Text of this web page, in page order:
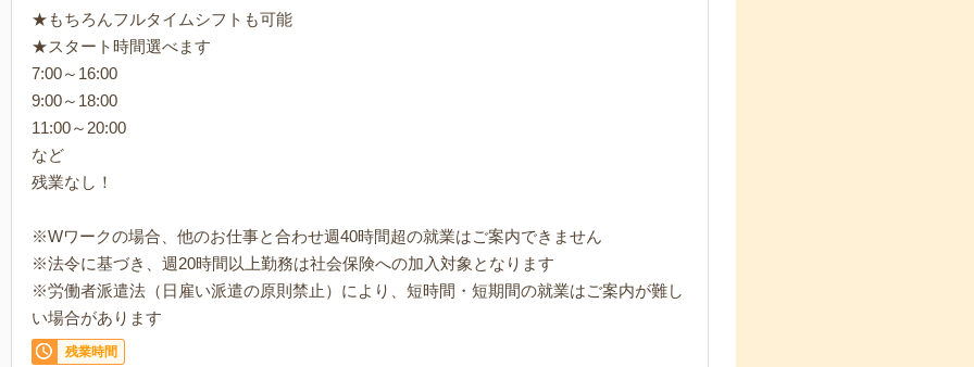
★もちろんフルタイムシフトも可能
★スタート時間選べます
7:00～16:00
9:00～18:00
11:00～20:00
など
残業なし！
※Wワークの場合、他のお仕事と合わせ週40時間超の就業はご案内できません
※法令に基づき、週20時間以上勤務は社会保険への加入対象となります
※労働者派遣法（日雇い派遣の原則禁止）により、短時間・短期間の就業はご案内が難し
い場合があります
残業時間